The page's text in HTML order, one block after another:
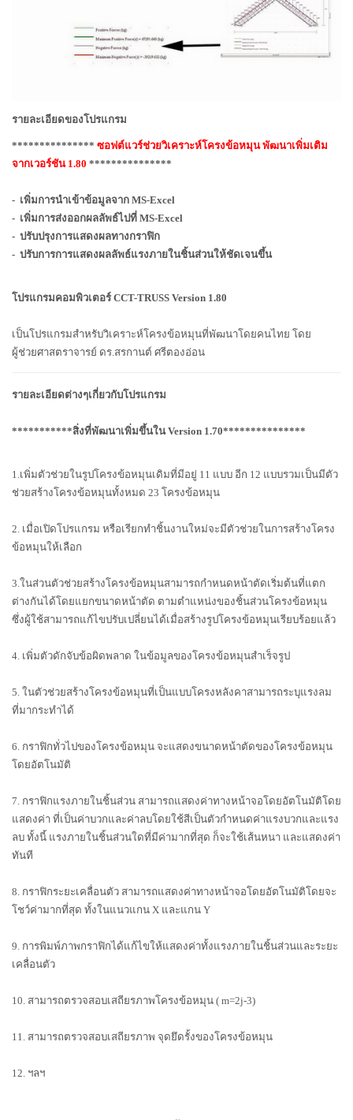
รายละเอียดของโปรแกรม
*************** ซอฟต์แวร์ช่วยวิเคราะห์โครงข้อหมุน พัฒนาเพิ่มเติม
จากเวอร์ชัน 1.80 ***************
- เพิ่มการนำเข้าข้อมูลจาก MS-Excel
- เพิ่มการส่งออกผลลัพธ์ไปที่ MS-Excel
- ปรับปรุงการแสดงผลทางกราฟิก
- ปรับการการแสดงผลลัพธ์แรงภายในชิ้นส่วนให้ชัดเจนขึ้น
โปรแกรมคอมพิวเตอร์ CCT-TRUSS Version 1.80
เป็นโปรแกรมสำหรับวิเคราะห์โครงข้อหมุนที่พัฒนาโดยคนไทย โดย
ผู้ช่วยศาสตราจารย์ ดร.สรกานต์ ศรีตองอ่อน
รายละเอียดต่างๆเกี่ยวกับโปรแกรม
***********สิ่งที่พัฒนาเพิ่มขึ้นใน Version 1.70***************
1.เพิ่มตัวช่วยในรูปโครงข้อหมุนเดิมที่มีอยู่ 11 แบบ อีก 12 แบบรวมเป็นมีตัว
ช่วยสร้างโครงข้อหมุนทั้งหมด 23 โครงข้อหมุน
2. เมื่อเปิดโปรแกรม หรือเรียกทำชิ้นงานใหม่จะมีตัวช่วยในการสร้างโครง
ข้อหมุนให้เลือก
3.ในส่วนตัวช่วยสร้างโครงข้อหมุนสามารถกำหนดหน้าตัดเริ่มต้นที่แตก
ต่างกันได้โดยแยกขนาดหน้าตัด ตามตำแหน่งของชิ้นส่วนโครงข้อหมุน
ซึ่งผู้ใช้สามารถแก้ไขปรับเปลี่ยนได้เมื่อสร้างรูปโครงข้อหมุนเรียบร้อยแล้ว
4. เพิ่มตัวดักจับข้อผิดพลาด ในข้อมูลของโครงข้อหมุนสำเร็จรูป
5. ในตัวช่วยสร้างโครงข้อหมุนที่เป็นแบบโครงหลังคาสามารถระบุแรงลม
ที่มากระทำได้
6. กราฟิกทั่วไปของโครงข้อหมุน จะแสดงขนาดหน้าตัดของโครงข้อหมุน
โดยอัตโนมัติ
7. กราฟิกแรงภายในชิ้นส่วน สามารถแสดงค่าทางหน้าจอโดยอัตโนมัติโดย
แสดงค่า ที่เป็นค่าบวกและค่าลบโดยใช้สีเป็นตัวกำหนดค่าแรงบวกและแรง
ลบ ทั้งนี้ แรงภายในชิ้นส่วนใดที่มีค่ามากที่สุด ก็จะใช้เส้นหนา และแสดงค่า
ทันที
8. กราฟิกระยะเคลื่อนตัว สามารถแสดงค่าทางหน้าจอโดยอัตโนมัติโดยจะ
โชว์ค่ามากที่สุด ทั้งในแนวแกน X และแกน Y
9. การพิมพ์ภาพกราฟิกได้แก้ไขให้แสดงค่าทั้งแรงภายในชิ้นส่วนและระยะ
เคลื่อนตัว
10. สามารถตรวจสอบเสถียรภาพโครงข้อหมุน ( m=2j-3)
11. สามารถตรวจสอบเสถียรภาพ จุดยึดรั้งของโครงข้อหมุน
12. ฯลฯ